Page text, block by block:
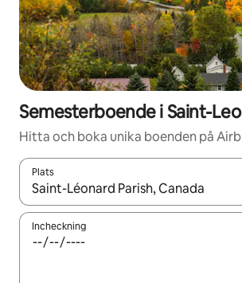
Semesterboende i Saint-
Hitta och boka unika boenden på
Plats
När resultaten är tillgängliga kan du
Incheckning